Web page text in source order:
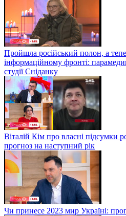
Пройшла російський полон, а
інформаційному фронті:
студії Сніданку
Віталій Кім про власні підсумки
прогноз на наступний рік
Чи принесе 2023 мир Україні: